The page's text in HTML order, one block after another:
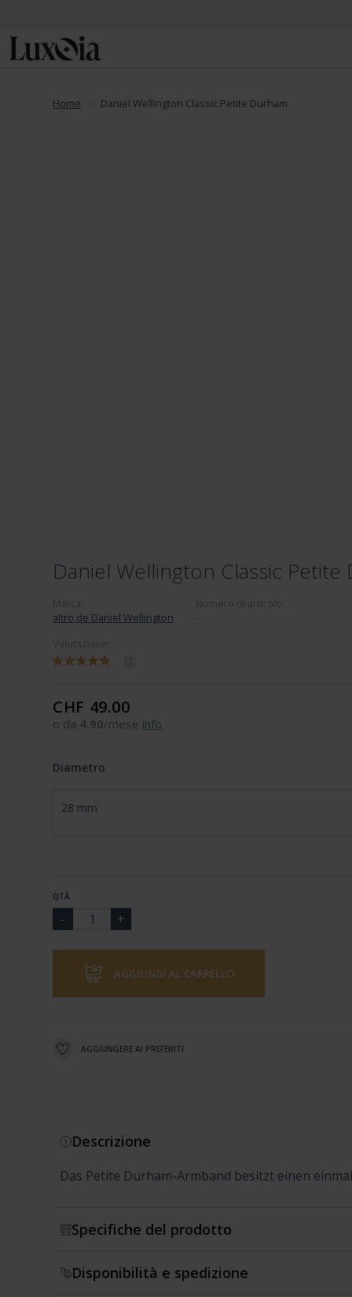
Home Daniel Wellington Classic Petite Durham
Daniel Wellington Classic Petite
altro de Daniel Wellington
-
CHF 49.00
o da 4.90/mese info
Diametro
28 mm
QTÀ
AGGIUNGI AL CARRELLO
AGGIUNGERE AI PREFERITI
Descrizione
Das Petite Durham-Armband besitzt einen
Specifiche del prodotto
Disponibilità e spedizione